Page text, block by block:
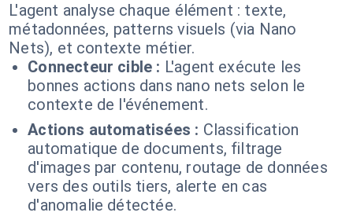
L'agent analyse chaque élément : texte,
métadonnées, patterns visuels (via Nano
Nets), et contexte métier.
Connecteur cible : L'agent exécute les
bonnes actions dans nano nets selon le
contexte de l'événement.
Actions automatisées : Classification
automatique de documents, filtrage
d'images par contenu, routage de données
vers des outils tiers, alerte en cas
d'anomalie détectée.